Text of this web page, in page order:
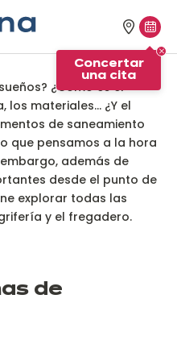
tiendas
una
Concertar
una cita
sanitario para
¿Cómo es el
materiales... ¿Y el
de saneamiento
que pensamos a la hora
además de
desde el punto de
explorar todas las
y el fregadero.
de